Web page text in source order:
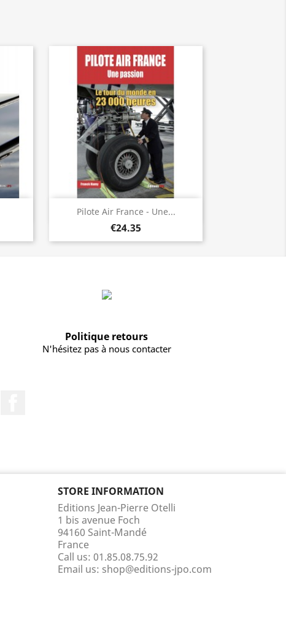
Pilote Air France - Une...
€24.35
Quick view
Politique retours
N'hésitez pas à nous contacter
STORE INFORMATION
Editions Jean-Pierre Otelli
1 bis avenue Foch
94160 Saint-Mandé
France
Call us: 01.85.08.75.92
Email us: shop@editions-jpo.com